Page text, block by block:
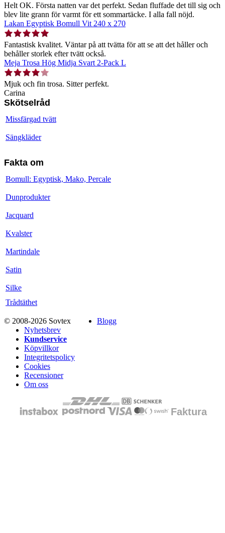
Helt OK. Första natten var det perfekt. Sedan fluffade det till sig och
blev lite grann för varmt för ett sommartäcke. I alla fall nöjd.
Lakan Egyptisk Bomull Vit 240 x 270
Fantastisk kvalitet. Väntar på att tvätta för att se att det håller och
behåller storlek efter tvätt också.
Meja Trosa Hög Midja Svart 2-Pack L
Mjuk och fin trosa. Sitter perfekt.
Carina
Skötselråd
Missfärgad tvätt
Sängkläder
Fakta om
Bomull: Egyptisk, Mako, Percale
Dunprodukter
Jacquard
Kvalster
Martindale
Satin
Silke
Trådtäthet
© 2008-2026 Sovtex
Blogg
Nyhetsbrev
Kundservice
Köpvillkor
Integritetspolicy
Cookies
Recensioner
Om oss